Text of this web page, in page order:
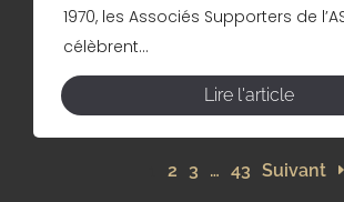
1970, les Associés Supporters de
célèbrent...
Lire l'article
2 3 … 43 Suivant